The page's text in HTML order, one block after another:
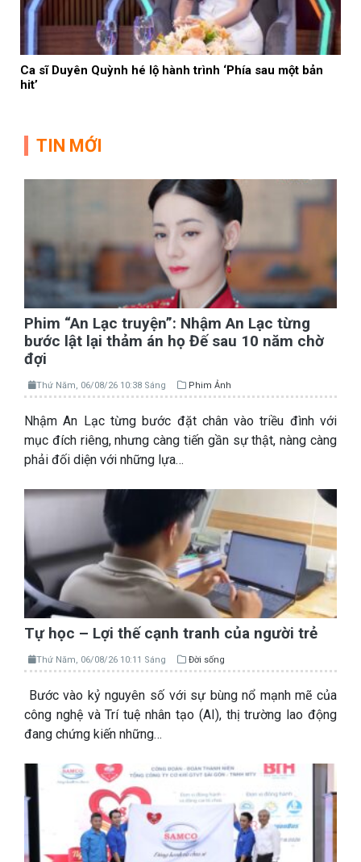
Ca sĩ Duyên Quỳnh hé lộ hành trình ‘Phía sau một bản
hit’
TIN MỚI
Phim “An Lạc truyện”: Nhậm An Lạc từng
bước lật lại thảm án họ Đế sau 10 năm chờ
đợi
Thứ Năm, 06/08/26 10:38 Sáng Phim Ảnh
Nhậm An Lạc từng bước đặt chân vào triều đình với
mục đích riêng, nhưng càng tiến gần sự thật, nàng càng
phải đối diện với những lựa…
Tự học – Lợi thế cạnh tranh của người trẻ
Thứ Năm, 06/08/26 10:11 Sáng Đời sống
Bước vào kỷ nguyên số với sự bùng nổ mạnh mẽ của
công nghệ và Trí tuệ nhân tạo (AI), thị trường lao động
đang chứng kiến những…